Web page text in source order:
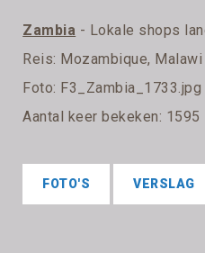
Zambia - Lokale shops
Reis: Mozambique,
Foto: F3_Zambia_1733.jpg
Aantal keer bekeken: 1595
FOTO'S VERSLAG